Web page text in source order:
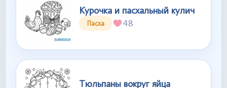
Курочка и пасхальный кулич
Пасха 48
Тюльпаны вокруг яйца